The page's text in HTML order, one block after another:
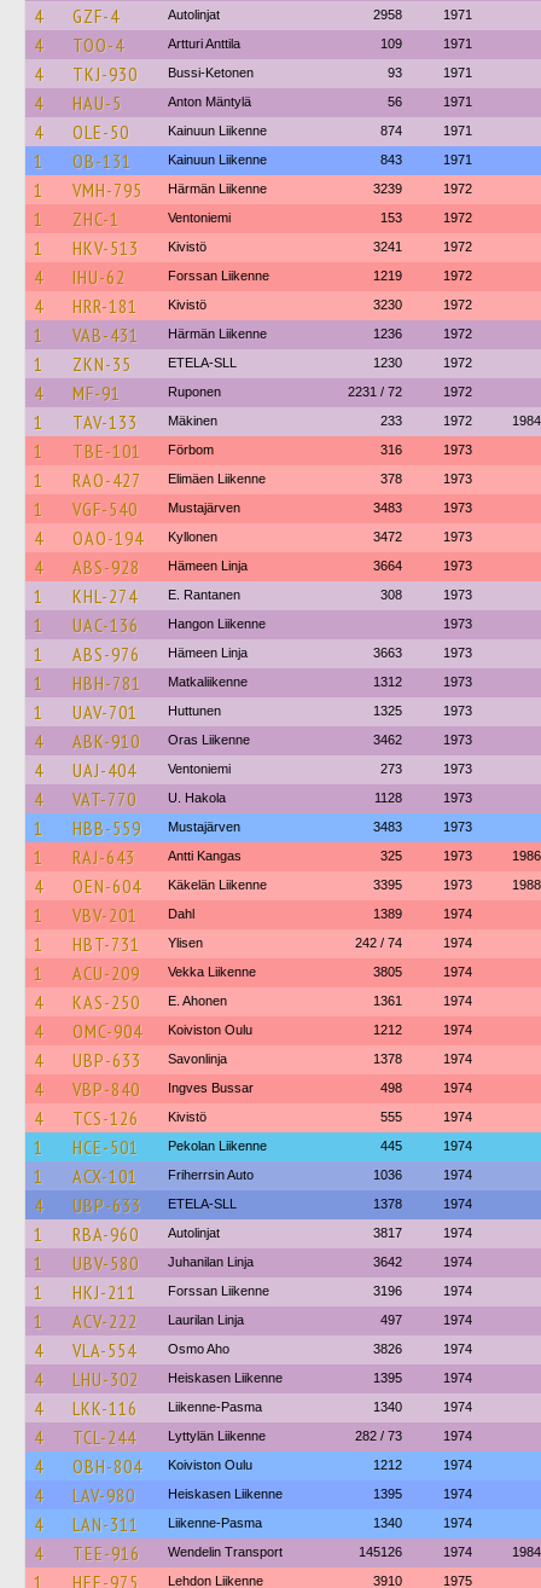
4 GZF-4 Autolinjat 2958 1971
4 TOO-4 Artturi Anttila 109 1971
4 TKJ-930 Bussi-Ketonen 93 1971
4 HAU-5 Anton Mäntylä 56 1971
4 OLE-50 Kainuun Liikenne 874 1971
1 OB-131 Kainuun Liikenne 843 1971
1 VMH-795 Härmän Liikenne 3239 1972
1 ZHC-1 Ventoniemi 153 1972
1 HKV-513 Kivistö 3241 1972
4 IHU-62 Forssan Liikenne 1219 1972
4 HRR-181 Kivistö 3230 1972
1 VAB-431 Härmän Liikenne 1236 1972
1 ZKN-35 ETELA-SLL 1230 1972
4 MF-91 Ruponen 2231 / 72 1972
1 TAV-133 Mäkinen 233 1972 1984
1 TBE-101 Förbom 316 1973
1 RAO-427 Elimäen Liikenne 378 1973
1 VGF-540 Mustajärven 3483 1973
4 OAO-194 Kyllonen 3472 1973
4 ABS-928 Hämeen Linja 3664 1973
1 KHL-274 E. Rantanen 308 1973
1 UAC-136 Hangon Liikenne 1973
1 ABS-976 Hämeen Linja 3663 1973
1 HBH-781 Matkaliikenne 1312 1973
1 UAV-701 Huttunen 1325 1973
4 ABK-910 Oras Liikenne 3462 1973
4 UAJ-404 Ventoniemi 273 1973
4 VAT-770 U. Hakola 1128 1973
1 HBB-559 Mustajärven 3483 1973
1 RAJ-643 Antti Kangas 325 1973 1986
4 OEN-604 Käkelän Liikenne 3395 1973 1988
1 VBV-201 Dahl 1389 1974
1 HBT-731 Ylisen 242 / 74 1974
1 ACU-209 Vekka Liikenne 3805 1974
4 KAS-250 E. Ahonen 1361 1974
4 OMC-904 Koiviston Oulu 1212 1974
4 UBP-633 Savonlinja 1378 1974
4 VBP-840 Ingves Bussar 498 1974
4 TCS-126 Kivistö 555 1974
1 HCE-501 Pekolan Liikenne 445 1974
1 ACX-101 Friherrsin Auto 1036 1974
4 UBP-633 ETELA-SLL 1378 1974
1 RBA-960 Autolinjat 3817 1974
1 UBV-580 Juhanilan Linja 3642 1974
1 HKJ-211 Forssan Liikenne 3196 1974
1 ACV-222 Laurilan Linja 497 1974
4 VLA-554 Osmo Aho 3826 1974
4 LHU-302 Heiskasen Liikenne 1395 1974
4 LKK-116 Liikenne-Pasma 1340 1974
4 TCL-244 Lyttylän Liikenne 282 / 73 1974
4 OBH-804 Koiviston Oulu 1212 1974
4 LAV-980 Heiskasen Liikenne 1395 1974
4 LAN-311 Liikenne-Pasma 1340 1974
4 TEE-916 Wendelin Transport 145126 1974 1984
1 HEE-975 Lehdon Liikenne 3910 1975